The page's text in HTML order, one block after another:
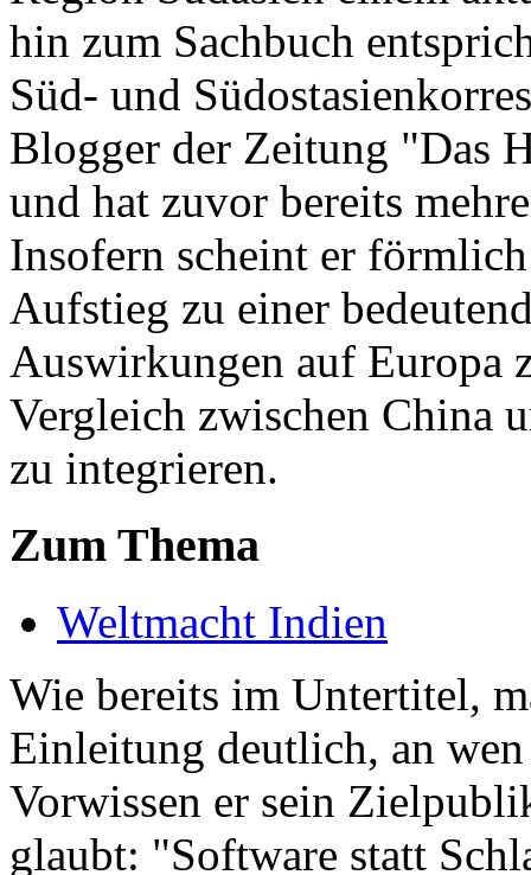
hin zum Sachbuch
Süd- und
Blogger der Zeitung "Das
und hat zuvor bereits
Insofern scheint er
Aufstieg zu einer
Auswirkungen auf Europa
Vergleich zwischen China
zu integrieren.
Zum Thema
Weltmacht Indien
Wie bereits im Untertitel,
Einleitung deutlich, an
Vorwissen er sein
glaubt: "Software statt